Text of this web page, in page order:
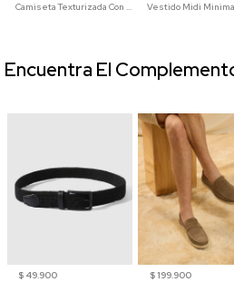
Camiseta Texturizada Con Cuello En V Para Mujer
$ 49.900
$ 199.900
Encuentra El